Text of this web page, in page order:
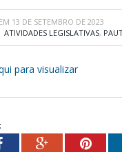
EM 13 DE SETEMBRO DE 2023
ATIVIDADES LEGISLATIVAS,
para visualizar
FacebookGoogle+